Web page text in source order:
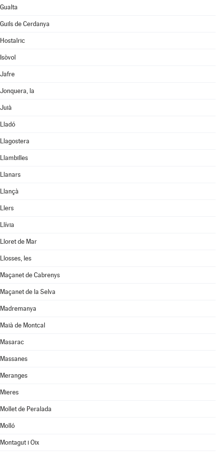
Gualta
Guils de Cerdanya
Hostalric
Isòvol
Jafre
Jonquera, la
Juià
Lladó
Llagostera
Llambilles
Llanars
Llançà
Llers
Llívia
Lloret de Mar
Llosses, les
Maçanet de Cabrenys
Maçanet de la Selva
Madremanya
Maià de Montcal
Masarac
Massanes
Meranges
Mieres
Mollet de Peralada
Molló
Montagut i Oix